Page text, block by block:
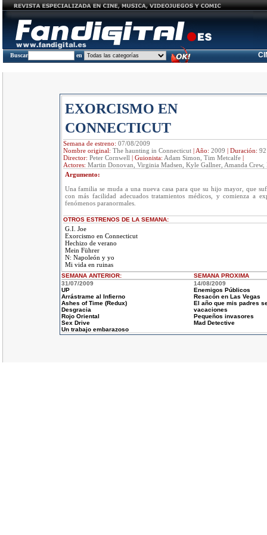
Buscar en
EXORCISMO EN
CONNECTICUT
Semana de estreno: 07/08/2009
Nombre original: The haunting in Connecticut| Año: 2009 | Duración: 92
Director: Peter Cornwell | Guionista: Adam Simon, Tim Metcalfe|
Actores: Martin Donovan, Virginia Madsen, Kyle Gallner, Amanda Crew,
Argumento:
Una familia se muda a una nueva casa para que su hijo mayor, que
con más facilidad adecuados tratamientos médicos, y comienza a
fenómenos paranormales.
OTROS ESTRENOS DE LA SEMANA:
G.I. Joe
Exorcismo en Connecticut
Hechizo de verano
Mein Führer
N: Napoleón y yo
Mi vida en ruinas
SEMANA ANTERIOR: SEMANA PROXIMA
31/07/2009
UP
Arrástrame al Infierno
Ashes of Time (Redux)
Desgracia
Rojo Oriental
Sex Drive
Un trabajo embarazoso
14/08/2009
Enemigos Públicos
Resacón en Las Vegas
El año que mis padres
vacaciones
Pequeños invasores
Mad Detective